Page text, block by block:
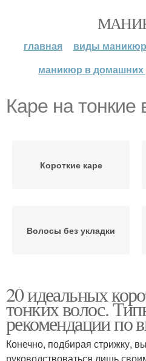
главная виды
маникюр в домашних
Каре на тонкие
Короткие каре
Волосы без укладки
волосы
20 идеальных
тонких волос.
рекомендации по
Конечно, подбирая стрижку,